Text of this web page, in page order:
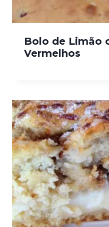
Bolo de Limão
Vermelhos